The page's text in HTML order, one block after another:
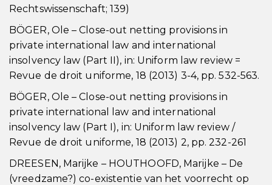
Rechtswissenschaft; 139)
BÖGER, Ole – Close-out netting provisions in
private international law and international
insolvency law (Part II), in: Uniform law review =
Revue de droit uniforme, 18 (2013) 3-4, pp. 532-563.
BÖGER, Ole – Close-out netting provisions in
private international law and international
insolvency law (Part I), in: Uniform law review /
Revue de droit uniforme, 18 (2013) 2, pp. 232-261
DREESEN, Marijke – HOUTHOOFD, Marijke – De
(vreedzame?) co-existentie van het voorrecht op